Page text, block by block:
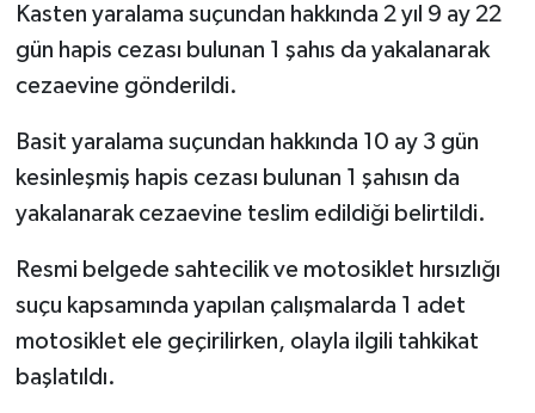
Kasten yaralama suçundan hakkında 2 yıl 9 ay 22
gün hapis cezası bulunan 1 şahıs da yakalanarak
cezaevine gönderildi.
Basit yaralama suçundan hakkında 10 ay 3 gün
kesinleşmiş hapis cezası bulunan 1 şahısın da
yakalanarak cezaevine teslim edildiği belirtildi.
Resmi belgede sahtecilik ve motosiklet hırsızlığı
suçu kapsamında yapılan çalışmalarda 1 adet
motosiklet ele geçirilirken, olayla ilgili tahkikat
başlatıldı.